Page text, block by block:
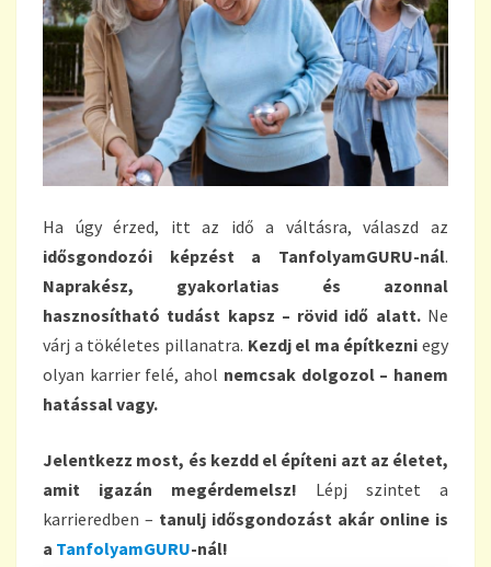
Ha úgy érzed, itt az idő a váltásra, válaszd az
idősgondozói képzést a TanfolyamGURU-nál.
Naprakész, gyakorlatias és azonnal
hasznosítható tudást kapsz – rövid idő alatt.Ne
várj a tökéletes pillanatra. Kezdj el ma építkezni egy
olyan karrier felé, ahol nemcsak dolgozol – hanem
hatással vagy.
Jelentkezz most, és kezdd el építeni azt az életet,
amit igazán megérdemelsz! Lépj szintet a
karrieredben – tanulj idősgondozást akár online is
a TanfolyamGURU-nál!